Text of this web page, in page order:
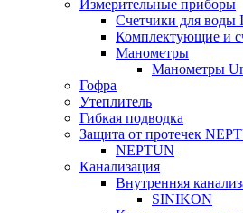
Измерительные приборы
Счетчики для
Комплектующие и
Манометры
Манометры
Гофра
Утеплитель
Гибкая подводка
Защита от протечек
NEPTUN
Канализация
Внутренняя
SINIKON